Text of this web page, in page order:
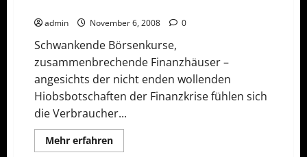
admin November 6, 2008 0
Schwankende Börsenkurse,
zusammenbrechende Finanzhäuser –
angesichts der nicht enden wollenden
Hiobsbotschaften der Finanzkrise fühlen sich
die Verbraucher...
Mehr erfahrenMehr
Informationen